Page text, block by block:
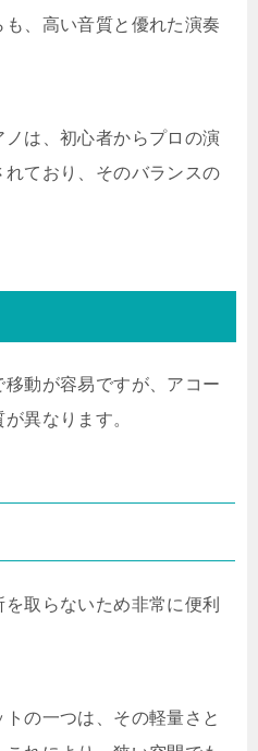
、高い音質と優れた演奏
は、初心者からプロの演
ており、そのバランスの
動が容易ですが、アコー
異なります。
取らないため非常に便利
の一つは、その軽量さと